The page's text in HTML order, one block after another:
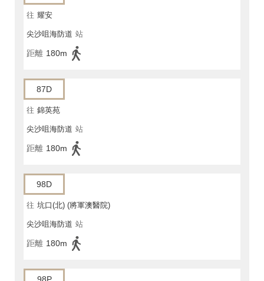
往 耀安
尖沙咀海防道 站
距離 180m
87D
往 錦英苑
尖沙咀海防道 站
距離 180m
98D
往 坑口(北) (將軍澳醫院)
尖沙咀海防道 站
距離 180m